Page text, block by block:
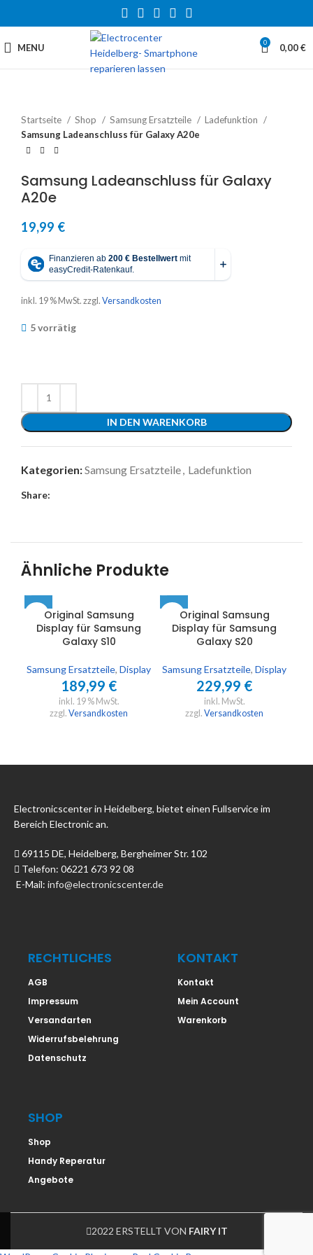
MENU 0 0,00€
Startseite Shop Samsung Ersatzteile
Ladefunktion
Samsung Ladeanschluss für Galaxy A20e
Samsung Ladeanschluss für Galaxy
A20e
19,99 €
inkl. 19 % MwSt. zzgl. Versandkosten
5 vorrätig
IN DEN WARENKORB
Kategorien:Samsung Ersatzteile Ladefunktion
Share:
Ähnliche Produkte
Original Samsung
Display für Samsung
Galaxy S10
Samsung Ersatzteile, Display
189,99 €
inkl. 19 % MwSt.
zzgl. Versandkosten
Original Samsung
Display für Samsung
Galaxy S20
Samsung Ersatzteile, Display
229,99 €
inkl. MwSt.
zzgl. Versandkosten
Electronicscenter in Heidelberg, bietet einen Fullservice im
Bereich Electronic an.
69115 DE, Heidelberg, Bergheimer Str. 102
Telefon: 06221 673 92 08
E-Mail:info@electronicscenter.de
RECHTLICHES
AGB
Impressum
Versandarten
Widerrufsbelehrung
Datenschutz
KONTAKT
Kontakt
Mein Account
Warenkorb
SHOP
Shop
Handy Reperatur
Angebote
2022 ERSTELLT VON FAIRY IT